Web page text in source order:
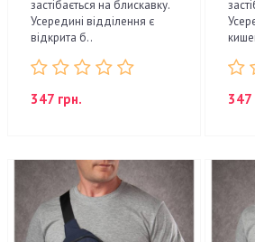
застібається на блискавку.
Усередині відділення є
відкрита б..
347 грн. 347